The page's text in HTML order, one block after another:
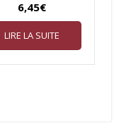
6,45€
LIRE LA SUITE